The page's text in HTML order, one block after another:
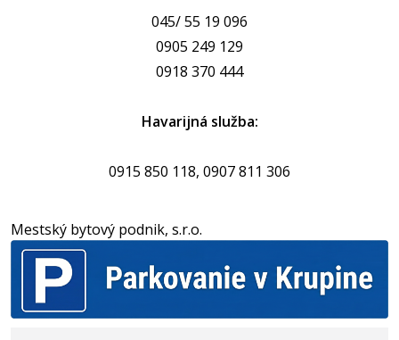
045/ 55 19 096
0905 249 129
0918 370 444
Havarijná služba:
0915 850 118, 0907 811 306
Mestský bytový podnik, s.r.o.